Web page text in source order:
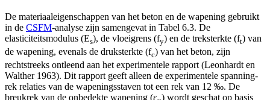
De materiaaleigenschappen van het beton en de wapening gebruikt
in de CSFM-analyse zijn samengevat in Tabel 6.3. De
elasticiteitsmodulus (Es), de vloeigrens (fy) en de treksterkte (ft) van
de wapening, evenals de druksterkte (fc) van het beton, zijn
rechtstreeks ontleend aan het experimentele rapport (Leonhardt en
Walther 1963). Dit rapport geeft alleen de experimentele spanning-
rek relaties van de wapeningsstaven tot een rek van 12 ‰. De
breukrek van de onbedekte wapening (ε ) wordt geschat op basis